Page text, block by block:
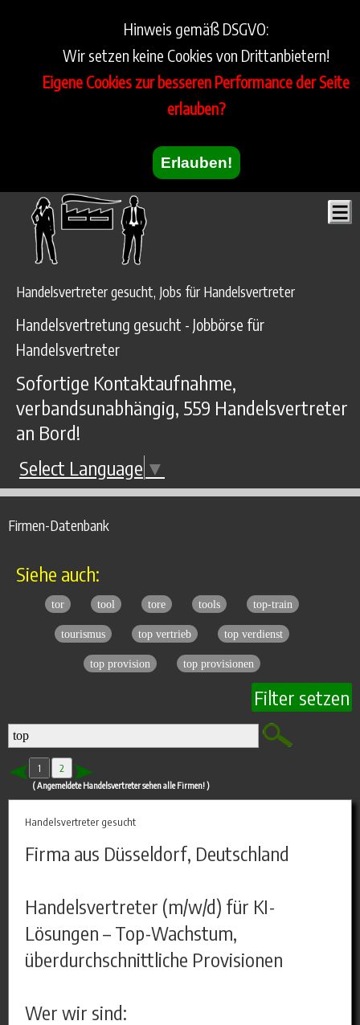
Hinweis gemäß DSGVO:
Wir setzen keine Cookies von Drittanbietern!
Eigene Cookies zur besseren Performance der Seite
erlauben?
Erlauben!
Handelsvertreter gesucht, Jobs für Handelsvertreter
Handelsvertretung gesucht - Jobbörse für
Handelsvertreter
Sofortige Kontaktaufnahme,
verbandsunabhängig, 559 Handelsvertreter
an Bord!
Select Language ▼
Firmen-Datenbank
Siehe auch:
tor tool tore tools top-train
tourismus top vertrieb top verdienst
top provision top provisionen
Filter setzen
1 2
( Angemeldete Handelsvertreter sehen alle Firmen! )
Handelsvertreter gesucht
Firma aus Düsseldorf, Deutschland
Handelsvertreter (m/w/d) für KI-
Lösungen – Top-Wachstum,
überdurchschnittliche Provisionen
Wer wir sind: